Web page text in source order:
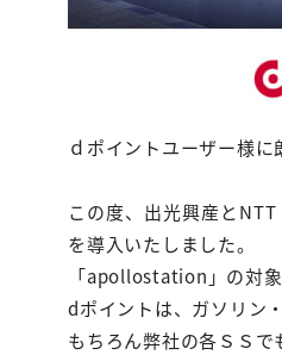
ｄポイントユーザー様に
この度、出光興産と
を導入いたしました。
「apollostation」の対
dポイントは、ガソリン
もちろん弊社の各ＳＳ